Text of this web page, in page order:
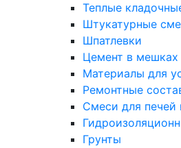
Теплые
Штукатурные
Шпатлевки
Цемент в мешках
Материалы для
Ремонтные
Смеси для печей
Грунты